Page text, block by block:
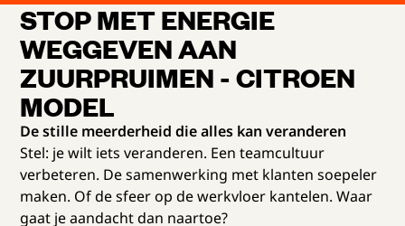
STOP MET ENERGIE
WEGGEVEN AAN
ZUURPRUIMEN - CITROEN
MODEL
De stille meerderheid die alles kan veranderen
Stel: je wilt iets veranderen. Een teamcultuur
verbeteren. De samenwerking met klanten soepeler
maken. Of de sfeer op de werkvloer kantelen. Waar
gaat je aandacht dan naartoe?